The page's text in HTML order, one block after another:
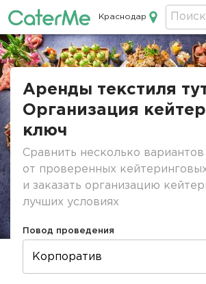
Кейтеринг в
Краснодар
Строка
Аренды текстиля
Организация
ключ
Сравнить несколько вариантов
от проверенных
и заказать организацию
лучших условиях
Повод проведения